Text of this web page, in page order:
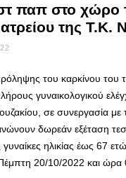
παπ στο χώρο
της Τ.Κ.
του καρκίνου του
γυναικολογικού
σε συνεργασία με
δωρεάν εξέταση
γυναίκες ηλικίας έως 67
20/10/2022 και